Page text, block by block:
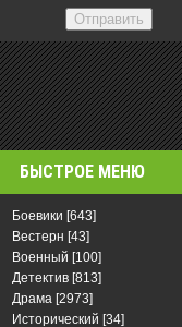
Отправить
БЫСТРОЕ МЕНЮ
Боевики [643]
Вестерн [43]
Военный [100]
Детектив [813]
Драма [2973]
Исторический [34]